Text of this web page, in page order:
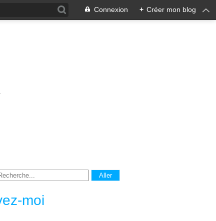
Connexion + Créer mon blog
moi